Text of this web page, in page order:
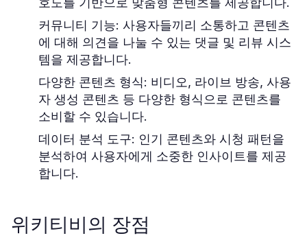
커뮤니티 기능: 사용자들끼리 소통하고 콘텐츠
에 대해 의견을 나눌 수 있는 댓글 및 리뷰 시스
템을 제공합니다.
다양한 콘텐츠 형식: 비디오, 라이브 방송, 사용
자 생성 콘텐츠 등 다양한 형식으로 콘텐츠를
소비할 수 있습니다.
데이터 분석 도구: 인기 콘텐츠와 시청 패턴을
분석하여 사용자에게 소중한 인사이트를 제공
합니다.
위키티비의 장점